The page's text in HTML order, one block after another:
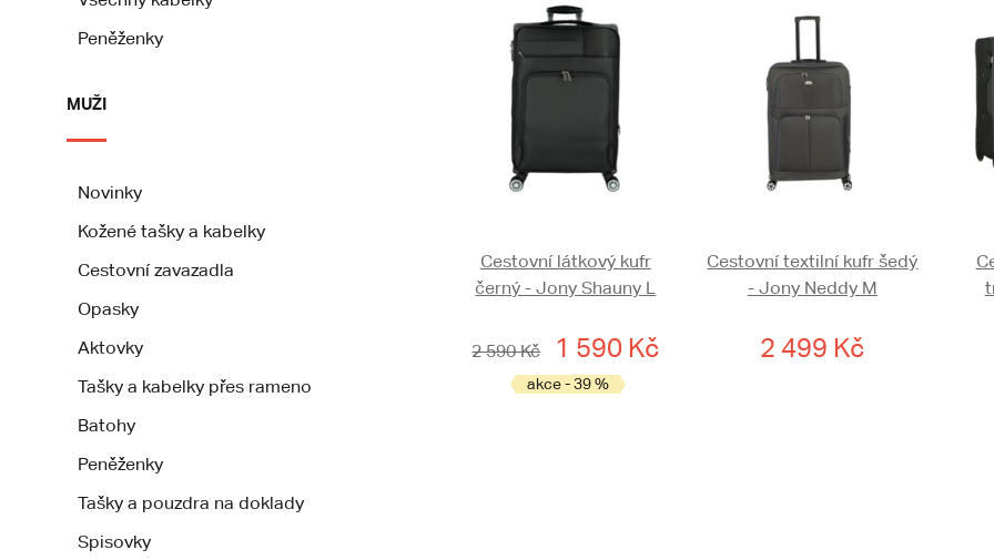
Peněženky
MUŽI
Novinky
Kožené tašky a kabelky
Cestovní zavazadla
Opasky
Aktovky
Tašky a kabelky přes rameno
Batohy
Peněženky
Tašky a pouzdra na doklady
Spisovky
Cestovní látkový kufr
černý - Jony Shauny L
2 590 Kč 1 590 Kč
akce - 39 %
Cestovní textilní kufr šedý
- Jony Neddy M
2 499 Kč